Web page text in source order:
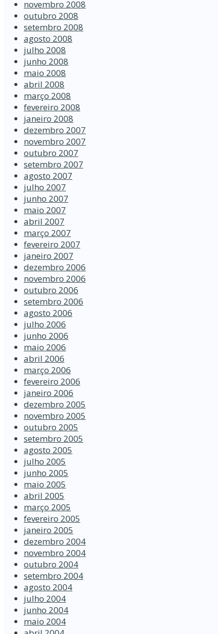
novembro 2008
outubro 2008
setembro 2008
agosto 2008
julho 2008
junho 2008
maio 2008
abril 2008
março 2008
fevereiro 2008
janeiro 2008
dezembro 2007
novembro 2007
outubro 2007
setembro 2007
agosto 2007
julho 2007
junho 2007
maio 2007
abril 2007
março 2007
fevereiro 2007
janeiro 2007
dezembro 2006
novembro 2006
outubro 2006
setembro 2006
agosto 2006
julho 2006
junho 2006
maio 2006
abril 2006
março 2006
fevereiro 2006
janeiro 2006
dezembro 2005
novembro 2005
outubro 2005
setembro 2005
agosto 2005
julho 2005
junho 2005
maio 2005
abril 2005
março 2005
fevereiro 2005
janeiro 2005
dezembro 2004
novembro 2004
outubro 2004
setembro 2004
agosto 2004
julho 2004
junho 2004
maio 2004